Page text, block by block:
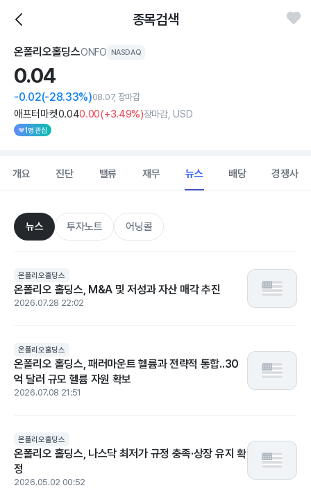
종목검색
온폴리오홀딩스ONFO NASDAQ
0.04
-0.02(-28.33%)08.07, 장마감
애프터마켓0.040.00(+3.49%)장마감, USD
1명 관심
개요 진단 밸류 재무 뉴스 배당 경쟁사
뉴스 투자노트 어닝콜
온폴리오홀딩스
온폴리오 홀딩스, M&A 및 저성과 자산 매각 추진
2026.07.28 22:02
온폴리오홀딩스
온폴리오 홀딩스, 패러마운트 헬륨과 전략적 통합..30
억 달러 규모 헬륨 자원 확보
2026.07.08 21:51
온폴리오홀딩스
온폴리오 홀딩스, 나스닥 최저가 규정 충족·상장 유지 확
정
2026.05.02 00:52